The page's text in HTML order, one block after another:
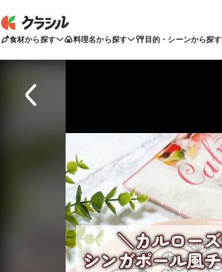
食材から探す 料理名から探す 目的・シーンから探す